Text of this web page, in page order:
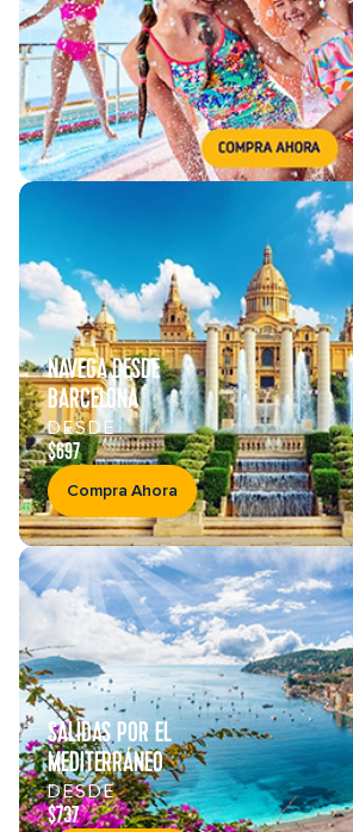
NAVEGA DESDE
BARCELONA
DESDE
$697
Compra Ahora
SALIDAS POR EL
MEDITERRÁNEO
DESDE
$737